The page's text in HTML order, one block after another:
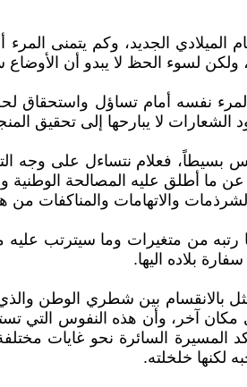
الميلادي الجديد، وكم يتمنى
لسوء الحظ لا يبدو أن
٢٠١٨ ربما يجد المرء نفسه أمام
الشعارات لا يبارحها إلى تحقيق
بسيطاً، فعلام نتساءل على وجه
ما أطلق عليه المصالحة الوطنية
والاتهامات والمناكفات من
بلاده اليها.
بالانقسام بين شطري الوطن
مكان آخر، وأن هذه النفوس التي
المسيرة السائرة نحو غايات
خلخلته.